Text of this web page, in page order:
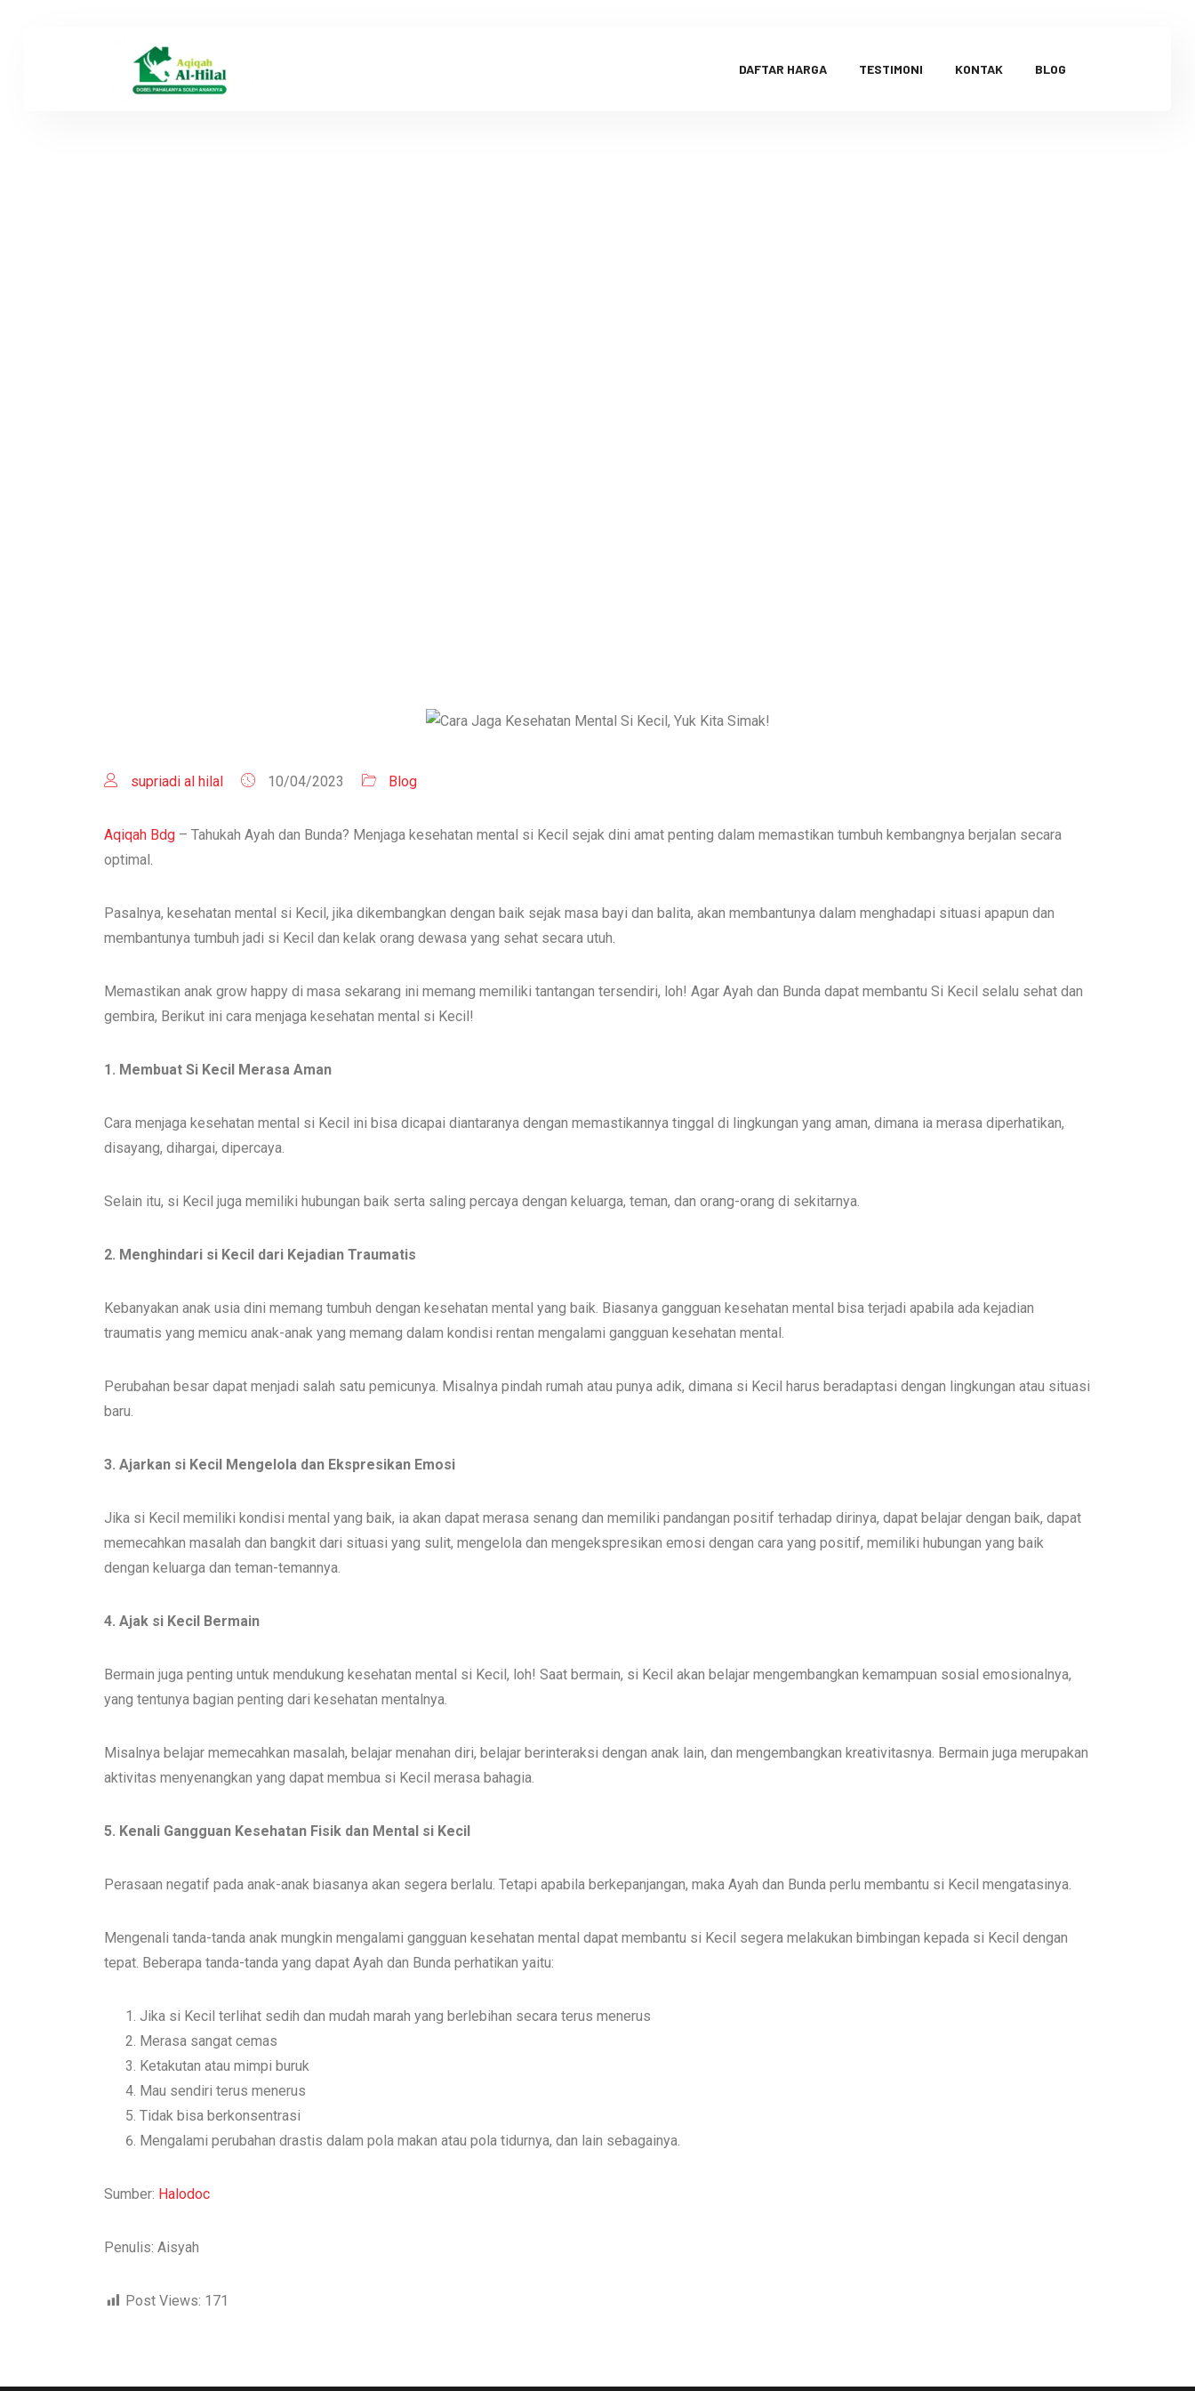
DAFTAR HARGA TESTIMONI KONTAK BLOG
supriadi al hilal 10/04/2023 Blog
Aqiqah Bdg – Tahukah Ayah dan Bunda? Menjaga kesehatan mental si Kecil sejak dini amat penting dalam memastikan tumbuh kembangnya berjalan secara
optimal.
Pasalnya, kesehatan mental si Kecil, jika dikembangkan dengan baik sejak masa bayi dan balita, akan membantunya dalam menghadapi situasi apapun dan
membantunya tumbuh jadi si Kecil dan kelak orang dewasa yang sehat secara utuh.
Memastikan anak grow happy di masa sekarang ini memang memiliki tantangan tersendiri, loh! Agar Ayah dan Bunda dapat membantu Si Kecil selalu sehat dan
gembira, Berikut ini cara menjaga kesehatan mental si Kecil!
1. Membuat Si Kecil Merasa Aman
Cara menjaga kesehatan mental si Kecil ini bisa dicapai diantaranya dengan memastikannya tinggal di lingkungan yang aman, dimana ia merasa diperhatikan,
disayang, dihargai, dipercaya.
Selain itu, si Kecil juga memiliki hubungan baik serta saling percaya dengan keluarga, teman, dan orang-orang di sekitarnya.
2. Menghindari si Kecil dari Kejadian Traumatis
Kebanyakan anak usia dini memang tumbuh dengan kesehatan mental yang baik. Biasanya gangguan kesehatan mental bisa terjadi apabila ada kejadian
traumatis yang memicu anak-anak yang memang dalam kondisi rentan mengalami gangguan kesehatan mental.
Perubahan besar dapat menjadi salah satu pemicunya. Misalnya pindah rumah atau punya adik, dimana si Kecil harus beradaptasi dengan lingkungan atau situasi
baru.
3. Ajarkan si Kecil Mengelola dan Ekspresikan Emosi
Jika si Kecil memiliki kondisi mental yang baik, ia akan dapat merasa senang dan memiliki pandangan positif terhadap dirinya, dapat belajar dengan baik, dapat
memecahkan masalah dan bangkit dari situasi yang sulit, mengelola dan mengekspresikan emosi dengan cara yang positif, memiliki hubungan yang baik
dengan keluarga dan teman-temannya.
4. Ajak si Kecil Bermain
Bermain juga penting untuk mendukung kesehatan mental si Kecil, loh! Saat bermain, si Kecil akan belajar mengembangkan kemampuan sosial emosionalnya,
yang tentunya bagian penting dari kesehatan mentalnya.
Misalnya belajar memecahkan masalah, belajar menahan diri, belajar berinteraksi dengan anak lain, dan mengembangkan kreativitasnya. Bermain juga merupakan
aktivitas menyenangkan yang dapat membua si Kecil merasa bahagia.
5. Kenali Gangguan Kesehatan Fisik dan Mental si Kecil
Perasaan negatif pada anak-anak biasanya akan segera berlalu. Tetapi apabila berkepanjangan, maka Ayah dan Bunda perlu membantu si Kecil mengatasinya.
Mengenali tanda-tanda anak mungkin mengalami gangguan kesehatan mental dapat membantu si Kecil segera melakukan bimbingan kepada si Kecil dengan
tepat. Beberapa tanda-tanda yang dapat Ayah dan Bunda perhatikan yaitu:
Jika si Kecil terlihat sedih dan mudah marah yang berlebihan secara terus menerus
Merasa sangat cemas
Ketakutan atau mimpi buruk
Mau sendiri terus menerus
Tidak bisa berkonsentrasi
Mengalami perubahan drastis dalam pola makan atau pola tidurnya, dan lain sebagainya.
Sumber: Halodoc
Penulis: Aisyah
Post Views: 171